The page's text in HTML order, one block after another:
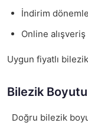
İndirim
Online
Uygun fiyatlı
Bilezik
Doğru bilezik